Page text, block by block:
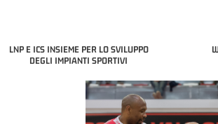
LNP E ICS INSIEME PER LO SVILUPPO
DEGLI IMPIANTI SPORTIVI